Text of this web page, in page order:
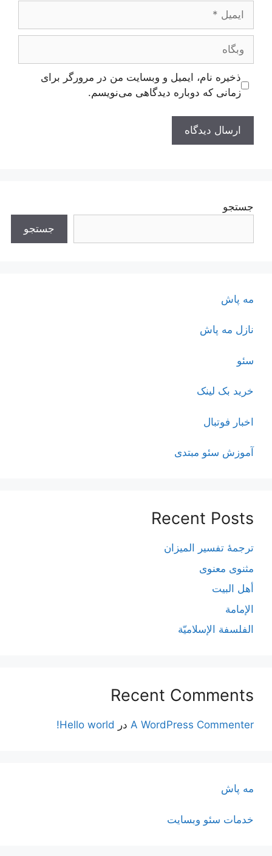
ایمیل
وبگاه
ذخیره نام، ایمیل و وبسایت من در مرورگر برای
زمانی که دوباره دیدگاهی می‌نویسم.
جستجو
جستجو
مه پاش
نازل مه پاش
سئو
خرید بک لینک
اخبار فوتبال
آموزش سئو مبتدی
Recent Posts
ترجمۀ تفسیر المیزان
مثنوی معنوی
أهل البيت
الإمامة
الفلسفة الإسلاميّة
Recent Comments
A WordPress Commenter در Hello world!
مه پاش
خدمات سئو وبسایت